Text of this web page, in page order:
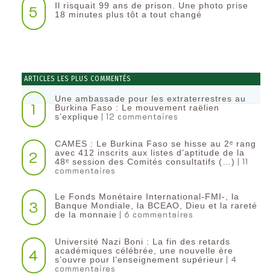
5
Il risquait 99 ans de prison. Une photo prise
18 minutes plus tôt a tout changé
ARTICLES LES PLUS COMMENTÉS
1
Une ambassade pour les extraterrestres au
Burkina Faso : Le mouvement raëlien
s’explique | 12 commentaires
2
CAMES : Le Burkina Faso se hisse au 2ᵉ rang
avec 412 inscrits aux listes d’aptitude de la
48ᵉ session des Comités consultatifs (…) | 11
commentaires
3
Le Fonds Monétaire International-FMI-, la
Banque Mondiale, la BCEAO, Dieu et la rareté
de la monnaie | 6 commentaires
4
Université Nazi Boni : La fin des retards
académiques célébrée, une nouvelle ère
s’ouvre pour l’enseignement supérieur | 4
commentaires